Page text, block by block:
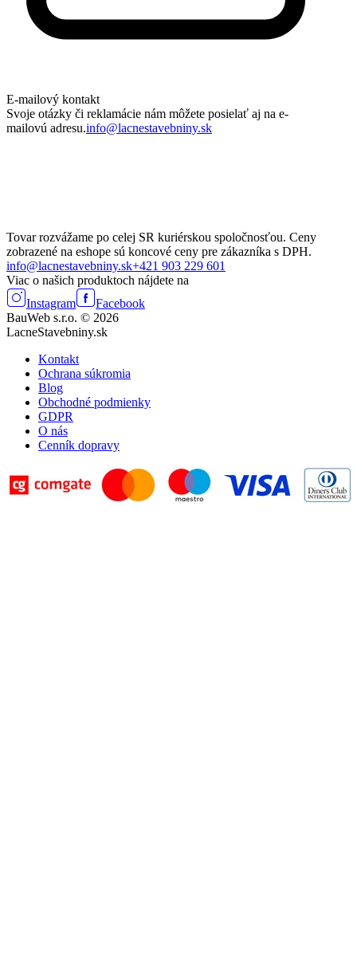
E-mailový kontakt
Svoje otázky či reklamácie nám môžete posielať aj na e-
mailovú adresu.info@lacnestavebniny.sk
Tovar rozvážame po celej SR kuriérskou spoločnosťou. Ceny
zobrazené na eshope sú koncové ceny pre zákazníka s DPH.
info@lacnestavebniny.sk+421 903 229 601
Viac o našich produktoch nájdete na
Instagram
Facebook
BauWeb s.r.o. © 2026
LacneStavebniny.sk
Kontakt
Ochrana súkromia
Blog
Obchodné podmienky
GDPR
O nás
Cenník dopravy